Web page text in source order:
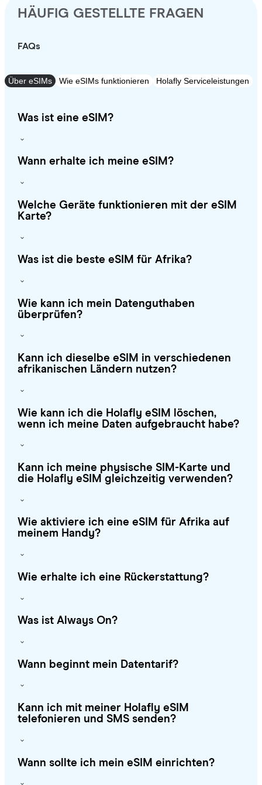
HÄUFIG GESTELLTE FRAGEN
FAQs
Über eSIMs Wie eSIMs funktionieren Holafly Serviceleistungen
Was ist eine eSIM?
Wann erhalte ich meine eSIM?
Welche Geräte funktionieren mit der eSIM
Karte?
Was ist die beste eSIM für Afrika?
Wie kann ich mein Datenguthaben
überprüfen?
Kann ich dieselbe eSIM in verschiedenen
afrikanischen Ländern nutzen?
Wie kann ich die Holafly eSIM löschen,
wenn ich meine Daten aufgebraucht habe?
Kann ich meine physische SIM-Karte und
die Holafly eSIM gleichzeitig verwenden?
Wie aktiviere ich eine eSIM für Afrika auf
meinem Handy?
Wie erhalte ich eine Rückerstattung?
Was ist Always On?
Wann beginnt mein Datentarif?
Kann ich mit meiner Holafly eSIM
telefonieren und SMS senden?
Wann sollte ich mein eSIM einrichten?